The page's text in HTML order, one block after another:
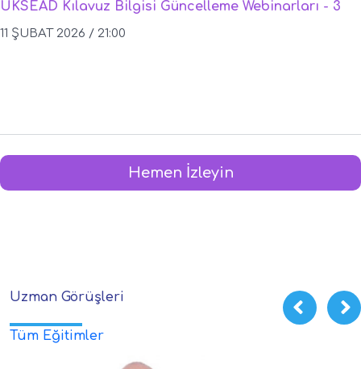
UKSEAD Kılavuz Bilgisi Güncelleme Webinarları - 3
11 ŞUBAT 2026 / 21:00
Hemen İzleyin
Uzman Görüşleri
Tüm Eğitimler